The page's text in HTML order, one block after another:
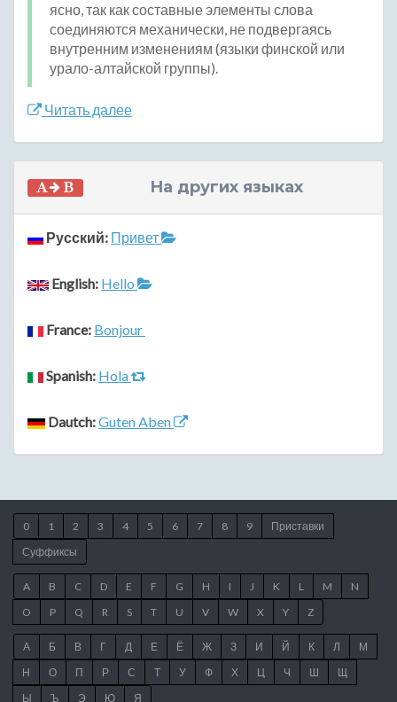
ясно, так как составные элементы слова
соединяются механически, не подвергаясь
внутренним изменениям (языки финской или
урало-алтайской группы).
Читать далее
На других языках
Русский: Привет
English: Hello
France: Bonjour
Spanish: Hola
Dautch:Guten Aben
0 1 2 3 4 5 6 7 8 9
Приставки
Суффиксы
A B C D E F G H I J K L M
N
O
P Q R S T U V W X Y Z
А Б В Г Д Е Ё Ж З И Й К Л
М
Н
О П Р С Т У Ф Х Ц Ч Ш
Щ
Ы
Ъ Э Ю Я